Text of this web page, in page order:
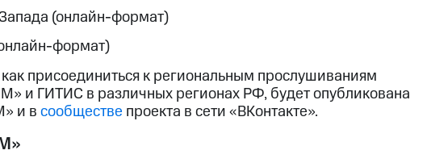
(онлайн-формат)
формат)
присоединиться к региональным прослушиваниям
и ГИТИС в различных регионах РФ, будет опубликована
и всообществе проекта в сети «ВКонтакте».